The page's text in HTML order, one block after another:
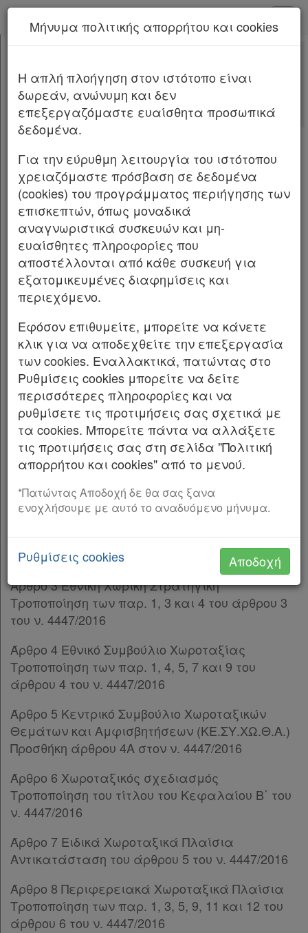
Κεφαλίδα
Σώμα [-]
ΚΕΦΑΛΑΙΟ Α΄ [-]
Άρθρο 1
Παρ.1
Παρ.2
Άρθρο 3
Άρθρο 4
Άρθρο 5
Άρθρο 6
Άρθρο 7
Άρθρο 8
Άρθρο 9
Άρθρο 10
Άρθρο 11
Άρθρο 12 [-]
Παρ.1
Παρ.2
Παρ.3
Παρ.4
Παρ.5
Παρ.6
Παρ.7
Παρ.8
Παρ.9
Παρ.1
Παρ.3
Παρ.4
Παρ.5
Παρ.6
Παρ.7
Παρ.8
Παρ.1
Παρ.2
Άρθρο 16 [-]
Παρ.2
ΚΕΦΑΛΑΙΟ Β΄ [-]
Άρθρο 17
Άρθρο 18
Άρθρο 19
Άρθρο 20
Άρθρο 21
Άρθρο 22
Άρθρο 23
Νέα υπηρεσία Kodiko Assistant.Περισσότερα
Νόμος 4759/2020
Αλλαγές που επέφερε
Σχετικά: 15
Με τις
απότο Νόμο 5314/2026
ΝΟΜΟΣ ΥΠ’ ΑΡΙΘΜ. 4759 ΦΕΚ Α 245/9.12.2020
Εκσυγχρονισμός της Χωροταξικής και
Πολεοδομικής Νομοθεσίας και άλλες
διατάξεις.
H ΠΡΟΕΔΡΟΣ
ΤΗΣ ΕΛΛΗΝΙΚΗΣ ΔΗΜΟΚΡΑΤΙΑΣ
Εκδίδομε τον ακόλουθο νόμο που ψήφισε η
Βουλή:
ΠΙΝΑΚΑΣ ΠΕΡΙΕΧΟΜΕΝΩΝ
ΚΕΦΑΛΑΙΟ Α΄ ΑΠΛΟΥΣΤΕΥΣΗ, ΕΠΙΤΑΧΥΝΣΗ ΚΑΙ
ΒΕΛΤΙΩΣΗ ΤΗΣ ΑΠΟΤΕΛΕΣΜΑΤΙΚΟΤΗΤΑΣ ΤΟΥ
ΣΥΣΤΗΜΑΤΟΣ ΧΩΡΟΤΑΞΙΚΟΥ ΚΑΙ
Άρθρο 1 Σκοπός
Άρθρο 2 Ορισμοί Αντικατάσταση του άρθρου 1
του ν. 4447/2016
Άρθρο 3 Εθνική Χωρική Στρατηγική
Τροποποίηση των παρ. 1, 3 και 4 του άρθρου 3
του ν. 4447/2016
Άρθρο 4 Εθνικό Συμβούλιο Χωροταξίας
Τροποποίηση των παρ. 1, 4, 5, 7 και 9 του
άρθρου 4 του ν. 4447/2016
Άρθρο 5 Κεντρικό Συμβούλιο Χωροταξικών
Θεμάτων και Αμφισβητήσεων (ΚΕ.ΣΥ.ΧΩ.Θ.Α.)
Προσθήκη άρθρου 4Α στον ν. 4447/2016
Άρθρο 6 Χωροταξικός σχεδιασμός
Τροποποίηση του τίτλου του Κεφαλαίου Β΄ του
ν. 4447/2016
Άρθρο 7 Ειδικά Χωροταξικά Πλαίσια
Αντικατάσταση του άρθρου 5 του ν. 4447/2016
Άρθρο 8 Περιφερειακά Χωροταξικά Πλαίσια
Τροποποίηση των παρ. 1, 3, 5, 9, 11 και 12 του
άρθρου 6 του ν. 4447/2016
Μήνυμα πολιτικής απορρήτου και cookies
H απλή πλοήγηση στον ιστότοπο είναι
δωρεάν, ανώνυμη και δεν
επεξεργαζόμαστε ευαίσθητα προσωπικά
δεδομένα.
Για την εύρυθμη λειτουργία του ιστότοπου
χρειαζόμαστε πρόσβαση σε δεδομένα
(cookies) του προγράμματος περιήγησης των
επισκεπτών, όπως μοναδικά
αναγνωριστικά συσκευών και μη-
ευαίσθητες πληροφορίες που
αποστέλλονται από κάθε συσκευή για
εξατομικευμένες διαφημίσεις και
περιεχόμενο.
Εφόσον επιθυμείτε, μπορείτε να κάνετε
κλικ για να αποδεχθείτε την επεξεργασία
των cookies. Εναλλακτικά, πατώντας στο
Ρυθμίσεις cookies μπορείτε να δείτε
περισσότερες πληροφορίες και να
ρυθμίσετε τις προτιμήσεις σας σχετικά με
τα cookies. Μπορείτε πάντα να αλλάξετε
τις προτιμήσεις σας στη σελίδα "Πολιτική
απορρήτου και cookies" από το μενού.
*Πατώντας Αποδοχή δε θα σας ξανα
ενοχλήσουμε με αυτό το αναδυόμενο μήνυμα.
Ρυθμίσεις cookies Αποδοχή